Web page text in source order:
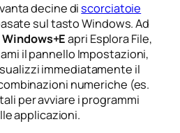
decine discorciatoie
sul tastoWindows. Ad
Windows+Eapri Esplora File,
il pannello Impostazioni,
immediatamente il
numeriche (es.
per avviare i programmi
applicazioni.